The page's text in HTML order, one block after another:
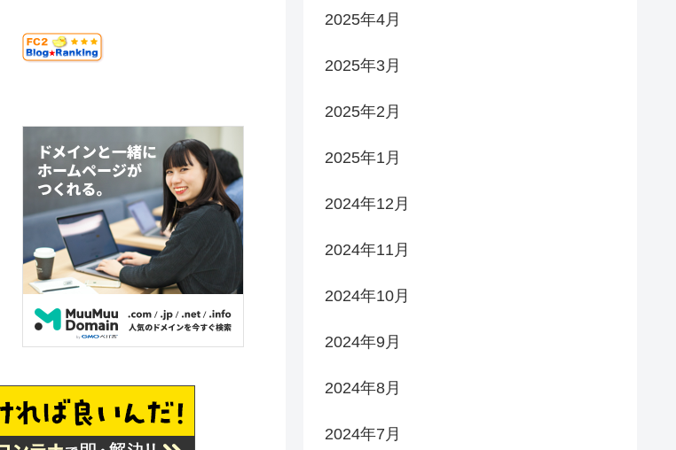
2025年4月
2025年3月
2025年2月
2025年1月
2024年12月
2024年11月
2024年10月
2024年9月
2024年8月
2024年7月